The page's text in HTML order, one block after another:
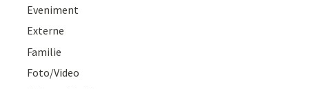
Eveniment
Externe
Familie
Foto/Video